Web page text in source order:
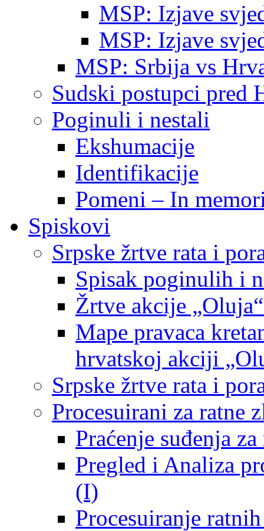
MSP: Izjave
MSP: Izjave
MSP: Srbija vs
Sudski postupci pred
Poginuli i nestali
Ekshumacije
Identifikacije
Pomeni – In
Spiskovi
Srpske žrtve rata i
Spisak poginulih i
Žrtve akcije
Mape pravaca
hrvatskoj akciji
Srpske žrtve rata i
Procesuirani za ratne
Praćenje suđenja
Pregled i Analiza
(I)
Procesuiranje